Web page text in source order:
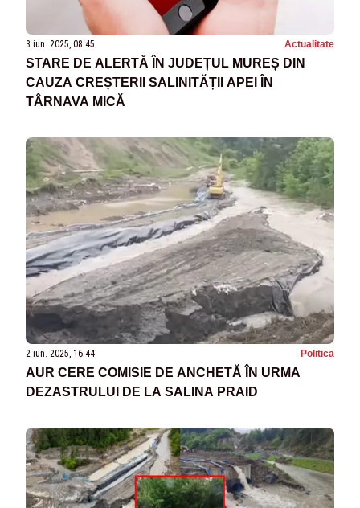
3 iun. 2025, 08:45 Actualitate
STARE DE ALERTĂ ÎN JUDEȚUL MUREȘ DIN
CAUZA CREȘTERII SALINITĂȚII APEI ÎN
TÂRNAVA MICĂ
2 iun. 2025, 16:44 Politica
AUR CERE COMISIE DE ANCHETĂ ÎN URMA
DEZASTRULUI DE LA SALINA PRAID